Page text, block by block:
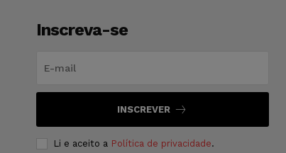
Inscreva-se
INSCREVER
Li e aceito a Política de privacidade.